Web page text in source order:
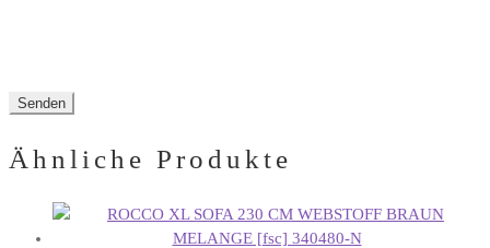
Ähnliche Produkte